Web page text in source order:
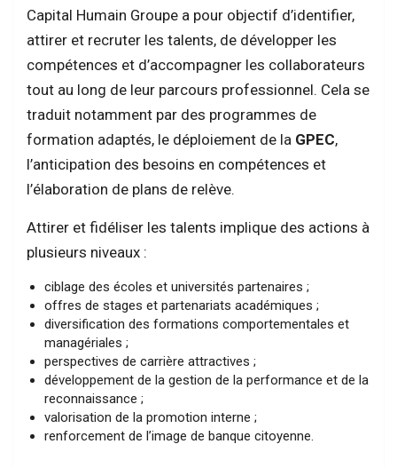
Capital Humain Groupe a pour objectif d’identifier,
attirer et recruter les talents, de développer les
compétences et d’accompagner les collaborateurs
tout au long de leur parcours professionnel. Cela se
traduit notamment par des programmes de
formation adaptés, le déploiement de la GPEC,
l’anticipation des besoins en compétences et
l’élaboration de plans de relève.
Attirer et fidéliser les talents implique des actions à
plusieurs niveaux :
ciblage des écoles et universités partenaires ;
offres de stages et partenariats académiques ;
diversification des formations comportementales et
managériales ;
perspectives de carrière attractives ;
développement de la gestion de la performance et de la
reconnaissance ;
valorisation de la promotion interne ;
renforcement de l’image de banque citoyenne.